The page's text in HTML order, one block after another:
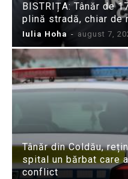
BISTRIȚA: Tânăr de
plină stradă, chiar de
Iulia Hoha - august 7,
Tânăr din Coldău,
spital un bărbat care
conflict